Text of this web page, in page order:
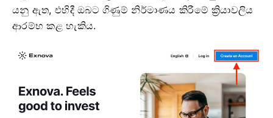
යනු ඇත, එහිදී ඔබට ගිණුම් නිර්මාණය කිරීමේ ක්‍රියාවලිය
ආරම්භ කළ හැකිය.